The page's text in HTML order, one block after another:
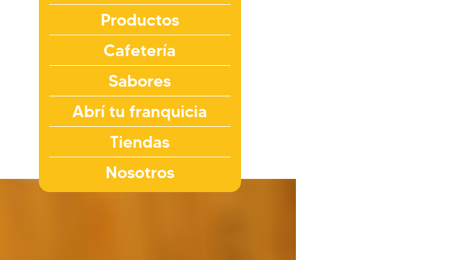
Productos
Cafetería
Sabores
Abrí tu franquicia
Tiendas
Nosotros